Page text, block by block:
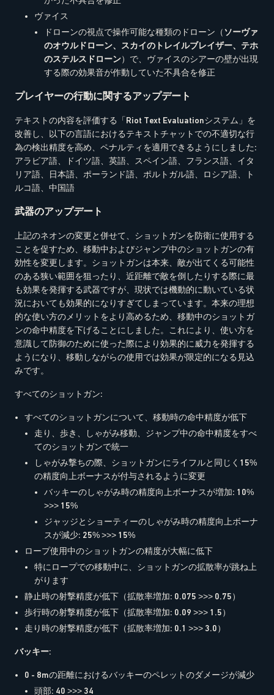
ヴァイス
ドローンの視点で操作可能な種類のドローン（ ソーヴァ
のオウルドローン、スカイのトレイルブレイザー、テホ
のステルスドローン）で、ヴァイスのシアーの壁が出現
する際の効果音が作動していた不具合を修正
プレイヤーの行動に関するアップデート
テキストの内容を評価する「Riot Text Evaluationシステム」を
改善し、以下の言語におけるテキストチャットでの不適切な行
為の検出精度を高め、ペナルティを適用できるようにしました:
アラビア語、ドイツ語、英語、スペイン語、フランス語、イタ
リア語、日本語、ポーランド語、ポルトガル語、ロシア語、ト
ルコ語、中国語
武器のアップデート
上記のネオンの変更と併せて、ショットガンを防衛に使用する
ことを促すため、移動中およびジャンプ中のショットガンの有
効性を変更します。ショットガンは本来、敵が出てくる可能性
のある狭い範囲を狙ったり、近距離で敵を倒したりする際に最
も効果を発揮する武器ですが、現状では機動的に動いている状
況においても効果的になりすぎてしまっています。本来の理想
的な使い方のメリットをより高めるため、移動中のショットガ
ンの命中精度を下げることにしました。これにより、使い方を
意識して防御のために使った際により効果的に威力を発揮する
ようになり、移動しながらの使用では効果が限定的になる見込
みです。
すべてのショットガン:
すべてのショットガンについて、移動時の命中精度が低下
走り、歩き、しゃがみ移動、ジャンプ中の命中精度をすべ
てのショットガンで統一
しゃがみ撃ちの際、ショットガンにライフルと同じく15%
の精度向上ボーナスが付与されるように変更
バッキーのしゃがみ時の精度向上ボーナスが増加: 10%
>>> 15%
ジャッジとショーティーのしゃがみ時の精度向上ボーナ
スが減少: 25% >>> 15%
ロープ使用中のショットガンの精度が大幅に低下
特にロープでの移動中に、ショットガンの拡散率が跳ね上
がります
静止時の射撃精度が低下（拡散率増加: 0.075 >>> 0.75）
歩行時の射撃精度が低下（拡散率増加: 0.09 >>> 1.5）
走り時の射撃精度が低下（拡散率増加: 0.1 >>> 3.0）
バッキー:
0 - 8mの距離におけるバッキーのペレットのダメージが減少
頭部: 40 >>> 34